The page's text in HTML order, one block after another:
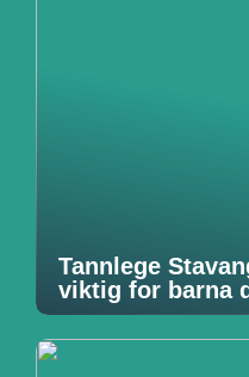
Tannlege
viktig for barna